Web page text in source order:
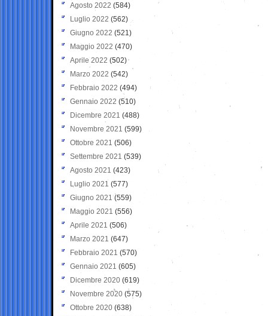
Agosto 2022 (584)
Luglio 2022 (562)
Giugno 2022 (521)
Maggio 2022 (470)
Aprile 2022 (502)
Marzo 2022 (542)
Febbraio 2022 (494)
Gennaio 2022 (510)
Dicembre 2021 (488)
Novembre 2021 (599)
Ottobre 2021 (506)
Settembre 2021 (539)
Agosto 2021 (423)
Luglio 2021 (577)
Giugno 2021(559)
Maggio 2021 (556)
Aprile 2021 (506)
Marzo 2021 (647)
Febbraio 2021 (570)
Gennaio 2021 (605)
Dicembre 2020 (619)
Novembre 2020 (575)
Ottobre 2020 (638)